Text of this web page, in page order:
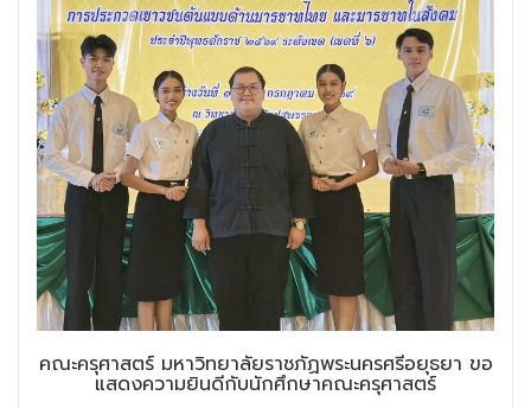
คณะครุศาสตร์ มหาวิทยาลัยราชภัฏพระนครศรีอยุธยา ขอ
แสดงความยินดีกับนักศึกษาคณะครุศาสตร์